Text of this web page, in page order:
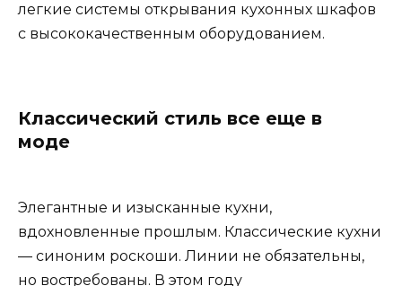
легкие системы открывания кухонных шкафов
с высококачественным оборудованием.
Классический стиль все еще в
моде
Элегантные и изысканные кухни,
вдохновленные прошлым. Классические кухни
— синоним роскоши. Линии не обязательны,
но востребованы. В этом году